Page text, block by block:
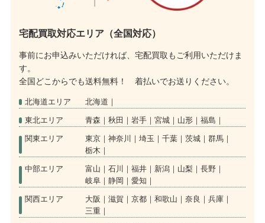
宅配買取対応エリア（全国対応）
事前にお申込みいただければ、宅配買取もご利用いただけま
す。
全国どこからでも送料無料！ 着払いでお送りください。
北海道エリア 北海道
東北エリア 青森 秋田 岩手 宮城 山形 福島
関東エリア 東京 神奈川 埼玉 千葉 茨城
群馬
栃木
中部エリア 富山 石川 福井 新潟 山梨
長野
岐阜
静岡 愛知
関西エリア 大阪 滋賀 京都 和歌山 奈良
兵庫
三重